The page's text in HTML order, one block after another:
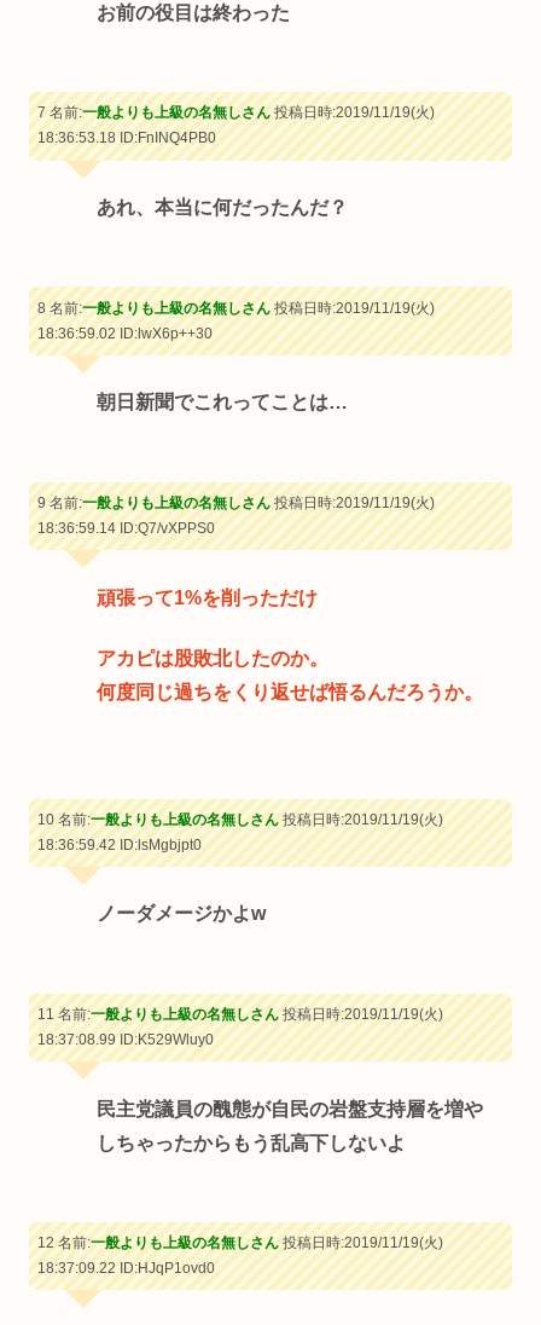
お前の役目は終わった
7 名前:一般よりも上級の名無しさん投稿日時:2019/11/19(火)
18:36:53.18ID:FnINQ4PB0
あれ、本当に何だったんだ？
8 名前:一般よりも上級の名無しさん投稿日時:2019/11/19(火)
18:36:59.02ID:lwX6p++30
朝日新聞でこれってことは…
9 名前:一般よりも上級の名無しさん投稿日時:2019/11/19(火)
18:36:59.14ID:Q7/vXPPS0
頑張って1%を削っただけ
アカピは股敗北したのか。
何度同じ過ちをくり返せば悟るんだろうか。
10 名前:一般よりも上級の名無しさん投稿日時:2019/11/19(火)
18:36:59.42ID:lsMgbjpt0
ノーダメージかよw
11 名前:一般よりも上級の名無しさん投稿日時:2019/11/19(火)
18:37:08.99ID:K529Wluy0
民主党議員の醜態が自民の岩盤支持層を増や
しちゃったからもう乱高下しないよ
12 名前:一般よりも上級の名無しさん投稿日時:2019/11/19(火)
18:37:09.22ID:HJqP1ovd0